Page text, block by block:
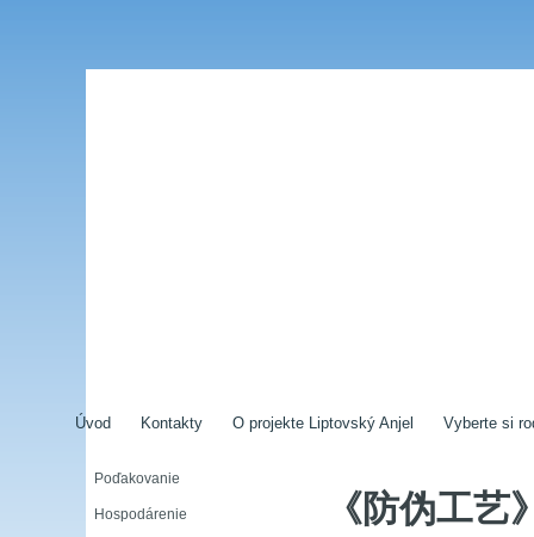
Úvod Kontakty O projekte Liptovský Anjel Vyberte si
Poďakovanie
Hospodárenie
《防伪工